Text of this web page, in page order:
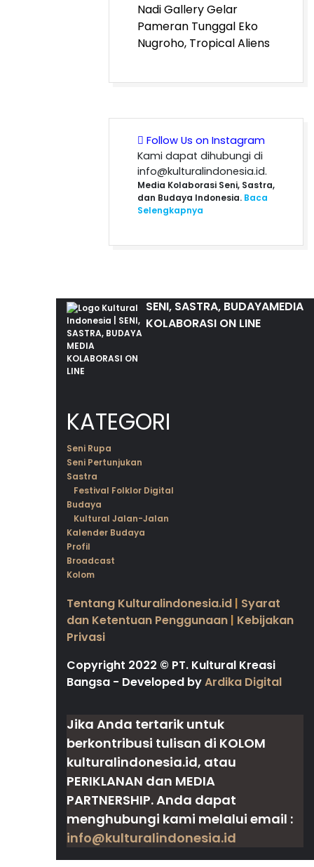
Nadi Gallery Gelar
Pameran Tunggal Eko
Nugroho, Tropical Aliens
Follow Us on Instagram
Kami dapat dihubungi di
info@kulturalindonesia.id.
Media Kolaborasi Seni, Sastra,
dan Budaya Indonesia. Baca
Selengkapnya
SENI, SASTRA, BUDAYAMEDIA
KOLABORASI ON LINE
KATEGORI
Seni Rupa
Seni Pertunjukan
Sastra
Festival Folklor Digital
Budaya
Kultural Jalan-Jalan
Kalender Budaya
Profil
Broadcast
Kolom
Tentang Kulturalindonesia.id | Syarat
dan Ketentuan Penggunaan | Kebijakan
Privasi
Copyright 2022 © PT. Kultural Kreasi
Bangsa - Developed byArdika Digital
Jika Anda tertarik untuk
berkontribusi tulisan di KOLOM
kulturalindonesia.id, atau
PERIKLANAN dan MEDIA
PARTNERSHIP. Anda dapat
menghubungi kami melalui email :
info@kulturalindonesia.id